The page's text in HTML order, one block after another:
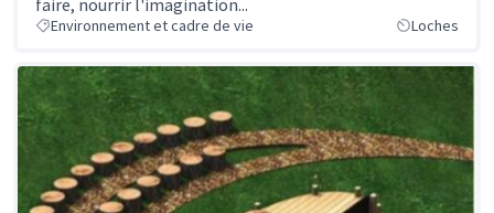
Environnement et cadre de vie Loches